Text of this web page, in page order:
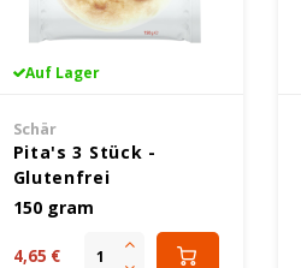
Auf Lager
Schär
Pita's 3 Stück -
Glutenfrei
150 gram
4,65 €